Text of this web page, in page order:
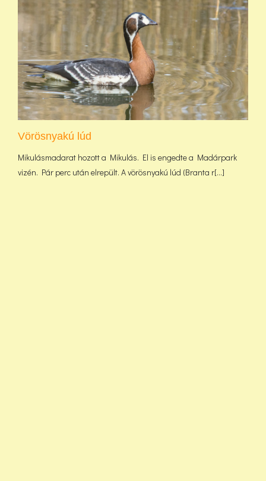
Vörösnyakú lúd
Mikulásmadarat hozott a Mikulás. El is engedte a Madárpark
vizén. Pár perc után elrepült. A vörösnyakú lúd (Branta r[...]